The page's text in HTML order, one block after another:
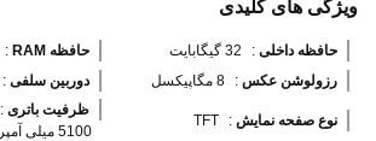
ویژگی های کلیدی
حافظه داخلی : 32 گیگابایت حافظه RAM :
رزولوشن عکس : 8 مگاپیکسل دوربین سلفی :
نوع صفحه نمایش :
TFT
ظرفیت باتری :
5100 میلی آمپر ساعت